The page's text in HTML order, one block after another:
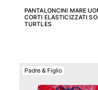
Ispirazioni
LE SPIAGGE
La Maison
PANTALONCINI MARE
CORTI ELASTICIZZATI
TURTLES
Padre & Figlio